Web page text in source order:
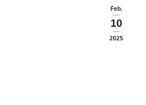
Feb.
10
2025